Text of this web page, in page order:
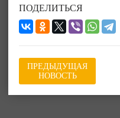
ПОДЕЛИТЬСЯ
ПРЕДЫДУЩАЯ
НОВОСТЬ